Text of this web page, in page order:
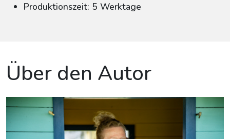
Produktionszeit: 5 Werktage
Über den Autor